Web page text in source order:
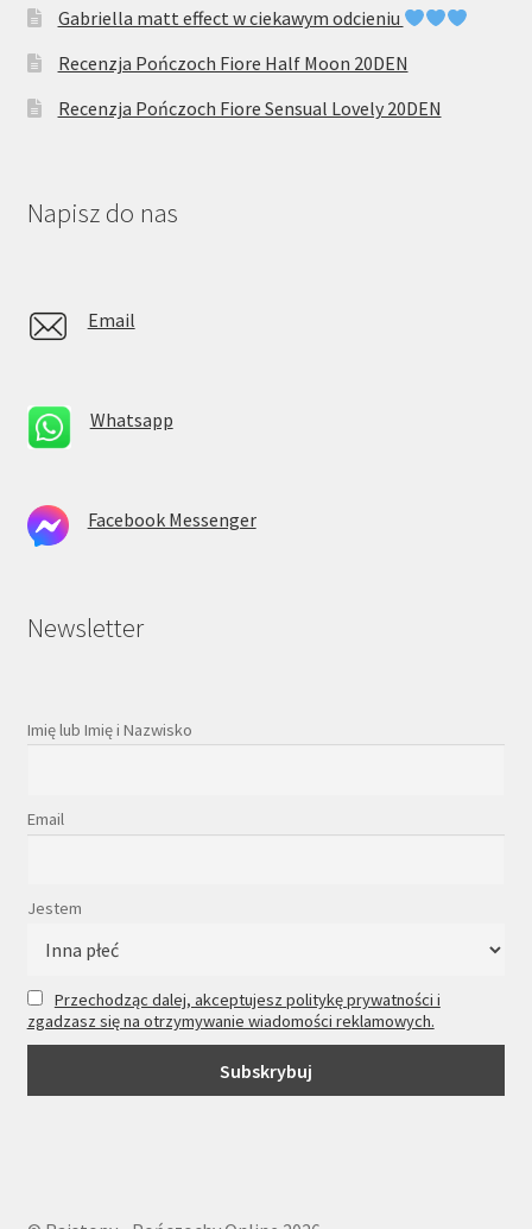
Gabriella matt effect w ciekawym odcieniu
Recenzja Pończoch Fiore Half Moon 20DEN
Recenzja Pończoch Fiore Sensual Lovely 20DEN
Napisz do nas
Email
Whatsapp
Facebook Messenger
Newsletter
Imię lub Imię i Nazwisko
Email
Jestem
Przechodząc dalej, akceptujesz politykę prywatności i
zgadzasz się na otrzymywanie wiadomości reklamowych.